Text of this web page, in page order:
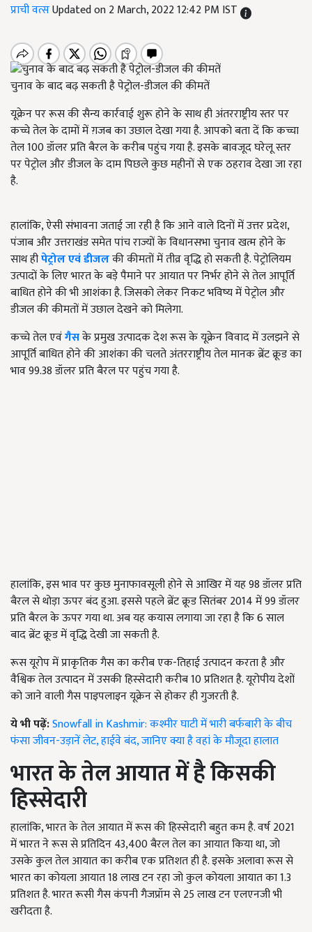
प्राची वत्सUpdated on 2 March, 2022 12:42 PM IST
चुनाव के बाद बढ़ सकती है पेट्रोल-डीजल की कीमतें
यूक्रेन पर रूस की सैन्य कार्रवाई शुरू होने के साथ ही अंतरराष्ट्रीय स्तर पर
कच्चे तेल के दामों में ग़जब का उछाल देखा गया है. आपको बता दें कि कच्चा
तेल 100 डॉलर प्रति बैरल के करीब पहुंच गया है. इसके बावजूद घरेलू स्तर
पर पेट्रोल और डीजल के दाम पिछले कुछ महीनों से एक ठहराव देखा जा रहा
है.
हालांकि, ऐसी संभावना जताई जा रही है कि आने वाले दिनों में उत्तर प्रदेश,
पंजाब और उत्तराखंड समेत पांच राज्यों के विधानसभा चुनाव खत्म होने के
साथ हीपेट्रोल एवं डीजलकी कीमतों में तीव्र वृद्धि हो सकती है. पेट्रोलियम
उत्पादों के लिए भारत के बड़े पैमाने पर आयात पर निर्भर होने से तेल आपूर्ति
बाधित होने की भी आशंका है. जिसको लेकर निकट भविष्य में पेट्रोल और
डीजल की कीमतों में उछाल देखने को मिलेगा.
कच्चे तेल एवंगैसके प्रमुख उत्पादक देश रूस के यूक्रेन विवाद में उलझने से
आपूर्ति बाधित होने की आशंका की चलते अंतरराष्ट्रीय तेल मानक ब्रेंट क्रूड का
भाव 99.38 डॉलर प्रति बैरल पर पहुंच गया है.
हालांकि, इस भाव पर कुछ मुनाफावसूली होने से आखिर में यह 98 डॉलर प्रति
बैरल से थोड़ा ऊपर बंद हुआ. इससे पहले ब्रेंट क्रूड सितंबर 2014 में 99 डॉलर
प्रति बैरल के ऊपर गया था. अब यह कयास लगाया जा रहा है कि 6 साल
बाद ब्रेंट क्रूड में वृद्धि देखी जा सकती है.
रूस यूरोप में प्राकृतिक गैस का करीब एक-तिहाई उत्पादन करता है और
वैश्विक तेल उत्पादन में उसकी हिस्सेदारी करीब 10 प्रतिशत है. यूरोपीय देशों
को जाने वाली गैस पाइपलाइन यूक्रेन से होकर ही गुजरती है.
ये भी पढ़ें:Snowfall in Kashmir: कश्मीर घाटी में भारी बर्फबारी के बीच
फंसा जीवन-उड़ानें लेट, हाईवे बंद, जानिए क्या है वहां के मौजूदा हालात
भारत के तेल आयात में है किसकी
हिस्सेदारी
हालांकि, भारत के तेल आयात में रूस की हिस्सेदारी बहुत कम है. वर्ष 2021
में भारत ने रूस से प्रतिदिन 43,400 बैरल तेल का आयात किया था, जो
उसके कुल तेल आयात का करीब एक प्रतिशत ही है. इसके अलावा रूस से
भारत का कोयला आयात 18 लाख टन रहा जो कुल कोयला आयात का 1.3
प्रतिशत है. भारत रूसी गैस कंपनी गैजप्रॉम से 25 लाख टन एलएनजी भी
खरीदता है.